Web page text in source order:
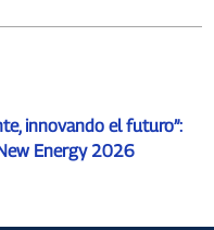
innovando el futuro”:
Energy 2026